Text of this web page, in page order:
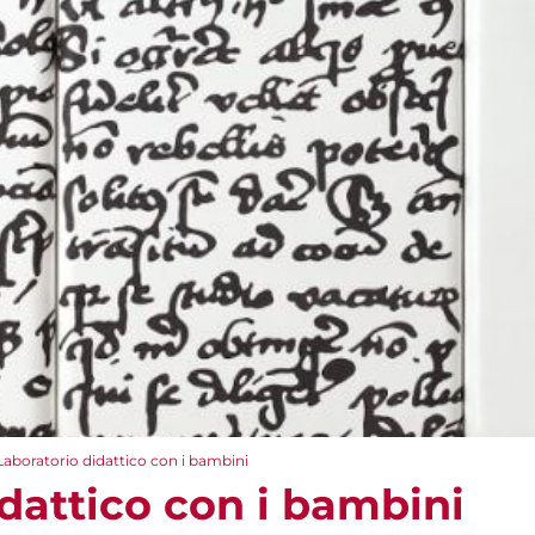
didattico con i bambini
con i bambini